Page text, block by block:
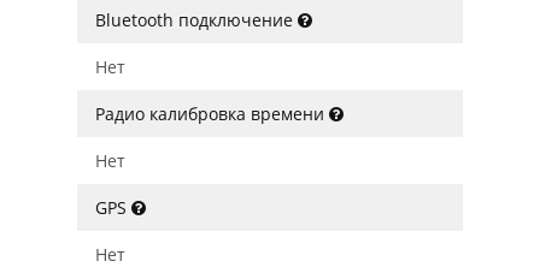
Bluetooth подключение
Нет
Радио калибровка времени
Нет
GPS
Нет